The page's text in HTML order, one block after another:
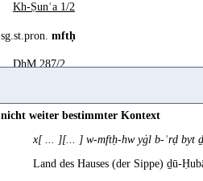
Arabisch
miftaḥ(Wz. ftḥ
Kh-Ṣunʿa 1/2
sg.st.pron. mftḥ
DhM 287/2
MAFRAY-ḏī-Ḥadīd 1/4
nicht weiter bestimmter Kontext
x[ ... ][... ] w-mftḥ-hw yġl b-ʾrḍ byt
Land des Hauses (der Sippe) ḏū-